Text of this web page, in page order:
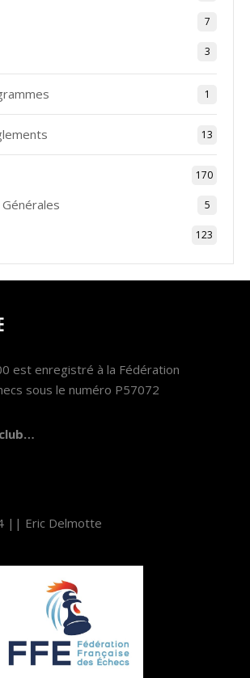
7
3
1
13
170
5
123
est enregistré à la Fédération
sous le numéro P57072
|| Eric Delmotte